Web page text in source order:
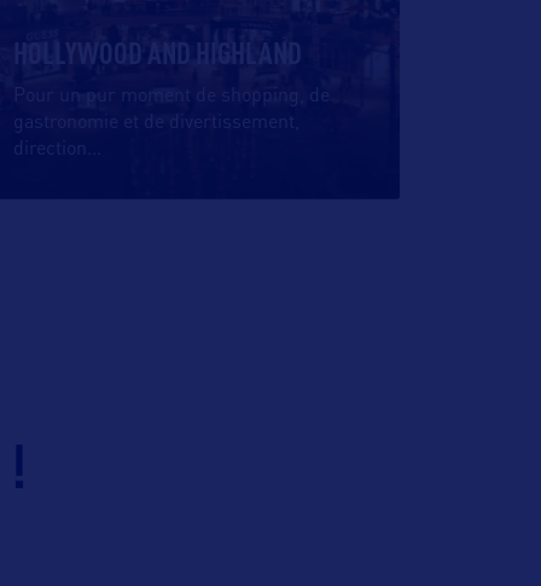
HOLLYWOOD AND HIGHLAND
Pour un pur moment de shopping, de
gastronomie et de divertissement,
direction
!